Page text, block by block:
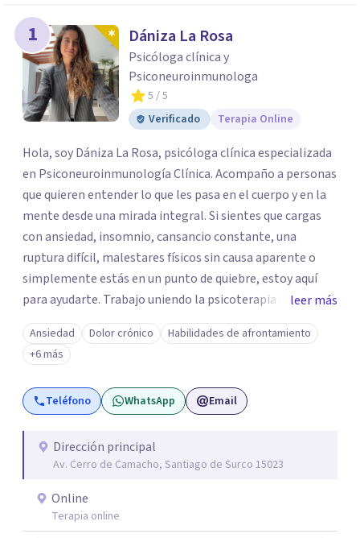
Responde a unas breves preguntas y te ofreceremos
los profesionales que más se ajustan a tus
necesidades.
Responder cuestionario
1 Dániza La Rosa
Psicóloga clínica y
Psiconeuroinmunologa
5 / 5
Verificado
Terapia Online
Hola, soy Dániza La Rosa, psicóloga clínica especializada
en Psiconeuroinmunología Clínica. Acompaño a personas
que quieren entender lo que les pasa en el cuerpo y en la
mente desde una mirada integral. Si sientes que cargas
con ansiedad, insomnio, cansancio constante, una
ruptura difícil, malestares físicos sin causa aparente o
simplemente estás en un punto de quiebre, estoy aquí
para ayudarte. Trabajo uniendo la psicoterapia con el
conocimiento del sistema inmune, hormonal y nervioso,
para ir más allá del síntoma y descubrir qué hay detrás.
Mis sesiones son un espacio seguro, empático y sin
juicios, donde tu historia tiene un lugar y tu
transformación es posible. Si estás listo para priorizarte
bienestar, será un honor acompañarte. Agenda tu
primera sesión y empecemos juntos este viaje.
leer más
Ansiedad Dolor crónico
Habilidades de afrontamiento
+6 más
Teléfono WhatsApp Email
Dirección principal
Av. Cerro de Camacho, Santiago de Surco 15023
Online
Terapia online